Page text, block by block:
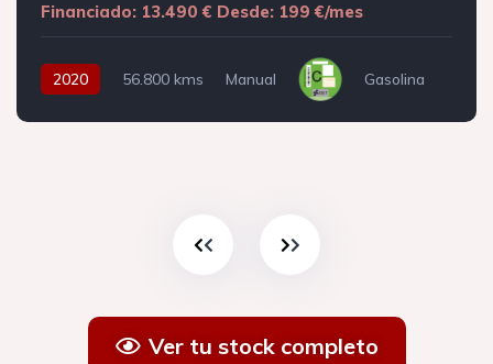
Financiado: 13.490 € Desde: 199 €/mes
2020 56.800 kms Manual Gasolina
Ver tu stock completo